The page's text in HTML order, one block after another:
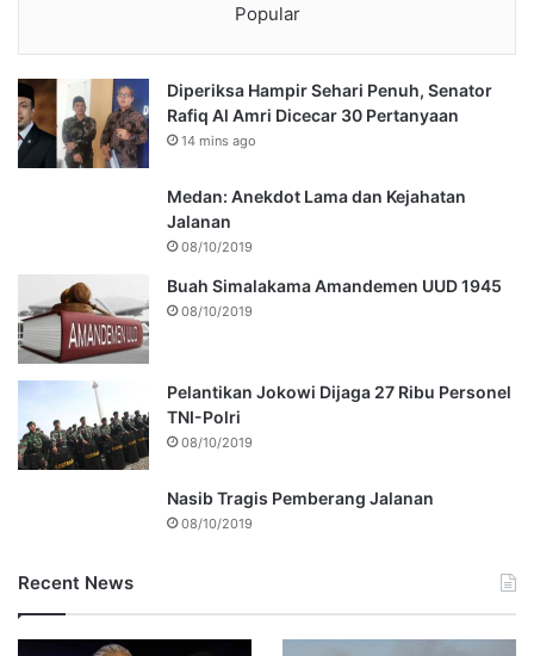
Popular
Diperiksa Hampir Sehari Penuh, Senator
Rafiq Al Amri Dicecar 30 Pertanyaan
14 mins ago
Medan: Anekdot Lama dan Kejahatan
Jalanan
08/10/2019
Buah Simalakama Amandemen UUD 1945
08/10/2019
Pelantikan Jokowi Dijaga 27 Ribu Personel
TNI-Polri
08/10/2019
Nasib Tragis Pemberang Jalanan
08/10/2019
Recent News